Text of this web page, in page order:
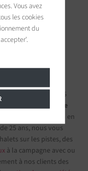
sociaux
demeures et
parmi nos 75
Groupe
d'exception en
25 ans, nous vous
sur les pistes, des
à la campagne avec ou
à nos clients des
Vous avez
les cookies
du